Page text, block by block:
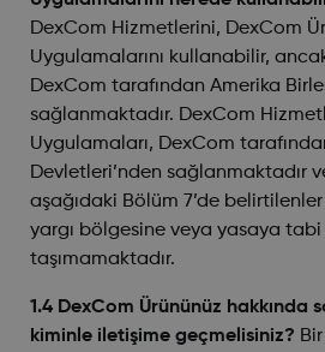
DexCom Hizmetlerini, DexCom
Uygulamalarını kullanabilir,
DexCom tarafından Amerika
sağlanmaktadır. DexCom
Uygulamaları, DexCom
Devletleri’nden sağlanmaktadır
aşağıdaki Bölüm 7’de
yargı bölgesine veya yasaya
taşımamaktadır.
1.4 DexCom Ürününüz hakkında
kiminle iletişime geçmelisiniz?